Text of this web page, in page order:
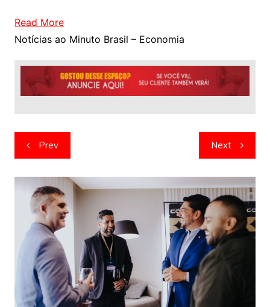
Read More
Notícias ao Minuto Brasil – Economia
Navegação
de
artigos
Prev Next